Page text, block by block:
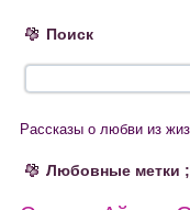
Поиск
Рассказы о любви из
Любовные метки